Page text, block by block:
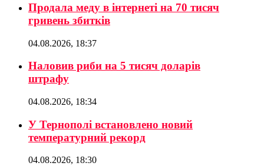
Продала меду в інтернеті на 70 тисяч
гривень збитків
04.08.2026, 18:37
Наловив риби на 5 тисяч доларів
штрафу
04.08.2026, 18:34
У Тернополі встановлено новий
температурний рекорд
04.08.2026, 18:30